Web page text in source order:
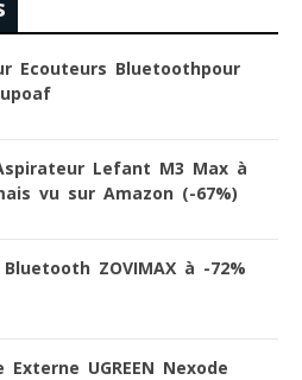
Ecouteurs Bluetoothpour
Lefant M3 Max à
vu sur Amazon (-67%)
Bluetooth ZOVIMAX à -72%
Externe UGREEN Nexode